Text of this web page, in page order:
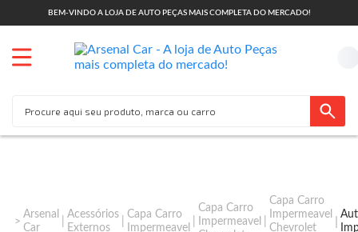
BEM-VINDO A LOJA DE AUTO PEÇAS MAIS COMPLETA DO MERCADO!
Arsenal
Car
Acessórios
Externos
Capa Carro
Impermeavel
Capa Carro
Impermeavel
Capa Carro
Impermeavel
Chevrolet